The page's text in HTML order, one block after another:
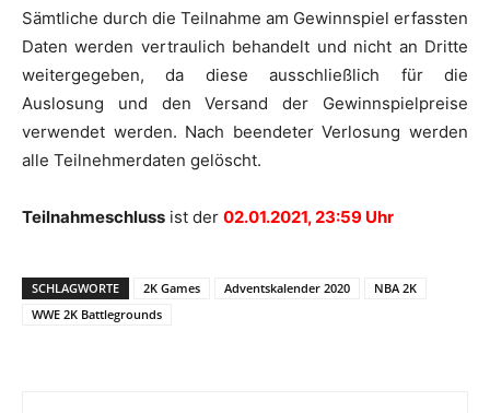
Sämtliche durch die Teilnahme am Gewinnspiel erfassten
Daten werden vertraulich behandelt und nicht an Dritte
weitergegeben, da diese ausschließlich für die
Auslosung und den Versand der Gewinnspielpreise
verwendet werden. Nach beendeter Verlosung werden
alle Teilnehmerdaten gelöscht.
Teilnahmeschluss ist der 02.01.2021, 23:59 Uhr
SCHLAGWORTE 2K Games Adventskalender 2020
NBA 2K
WWE 2K Battlegrounds